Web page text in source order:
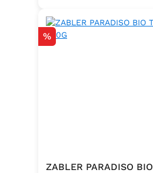
Rabatt
%
ZABLER PARADISO BIO